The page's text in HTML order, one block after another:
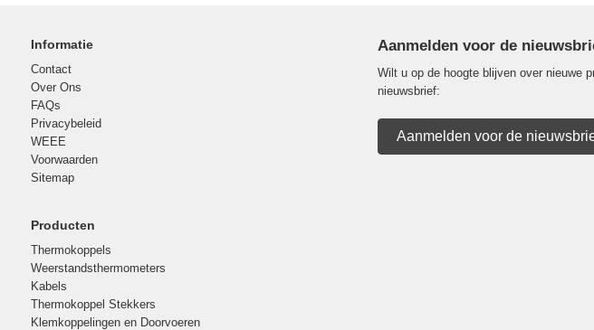
Informatie
Contact
Over Ons
FAQs
Privacybeleid
WEEE
Voorwaarden
Sitemap
Producten
Thermokoppels
Weerstandsthermometers
Kabels
Thermokoppel Stekkers
Klemkoppelingen en Doorvoeren
Aanmelden voor de
Wilt u op de hoogte blijven over nieuwe
nieuwsbrief:
Aanmelden voor de